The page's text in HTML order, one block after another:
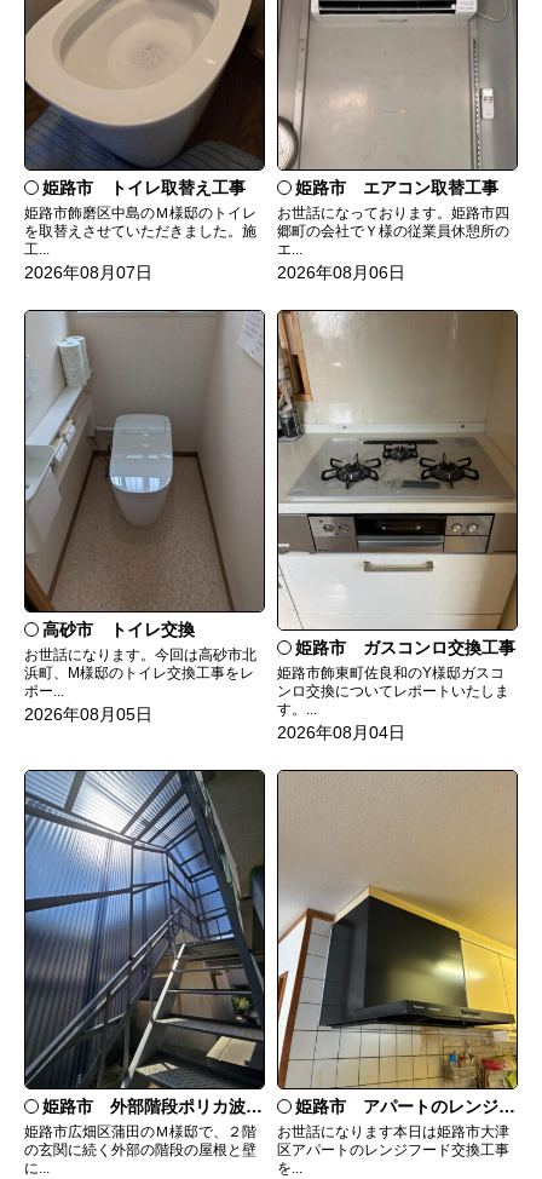
姫路市 トイレ取替え工事
姫路市飾磨区中島のＭ様邸のトイレ
を取替えさせていただきました。施
工...
2026年08月07日
姫路市 エアコン取替工事
お世話になっております。姫路市四
郷町の会社でＹ様の従業員休憩所の
エ...
2026年08月06日
高砂市 トイレ交換
お世話になります。今回は高砂市北
浜町、M様邸のトイレ交換工事をレ
ポー...
2026年08月05日
姫路市 ガスコンロ交換工事
姫路市飾東町佐良和のY様邸ガスコ
ンロ交換についてレポートいたしま
す。...
2026年08月04日
姫路市 外部階段ポリカ波板張替工事
姫路市広畑区蒲田のＭ様邸で、２階
の玄関に続く外部の階段の屋根と壁
に...
姫路市 アパートのレンジフード交換
お世話になります本日は姫路市大津
区アパートのレンジフード交換工事
を...